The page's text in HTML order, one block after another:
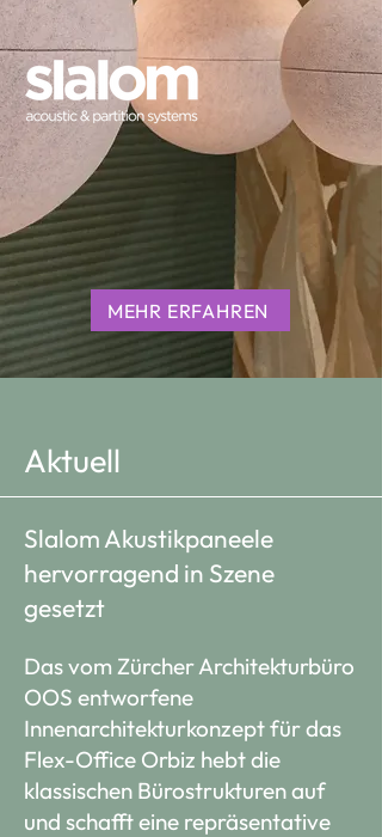
MEHR ERFAHREN
Aktuell
Slalom Akustikpaneele
hervorragend in Szene
gesetzt
Das vom Zürcher Architekturbüro
OOS entworfene
Innenarchitekturkonzept für das
Flex-Office Orbiz hebt die
klassischen Bürostrukturen auf
und schafft eine repräsentative